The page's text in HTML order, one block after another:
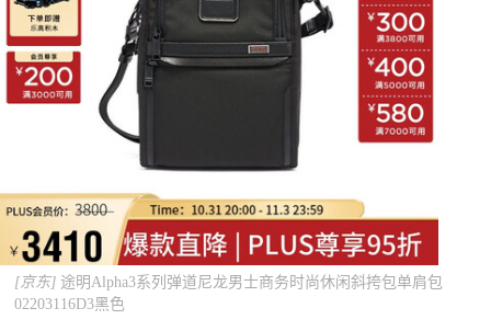
[京东] 途明Alpha3系列弹道尼龙男士商务时尚休闲斜挎包单肩包
02203116D3黑色